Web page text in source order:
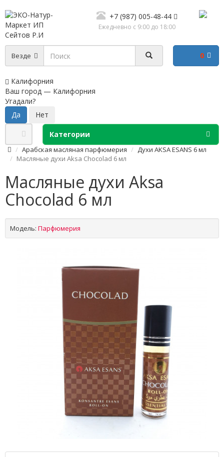
+7 (987) 005-48-44
Ежедневно с 9:00 до 18:00
Везде
Калифорния
Ваш город — Калифорния
Угадали?
0
Категории
Арабская масляная парфюмерия
Духи AKSA ESANS 6 мл
Масляные духи Aksa Chocolad 6 мл
Масляные духи Aksa
Chocolad 6 мл
Модель: Парфюмерия